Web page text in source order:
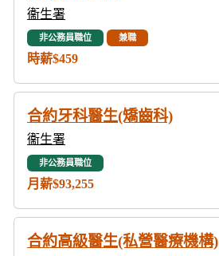
衞生署
非公務員職位 兼職
時薪$459
合約牙科醫生(矯齒科)
衞生署
非公務員職位
月薪$93,255
合約高級醫生(私營醫療機構)